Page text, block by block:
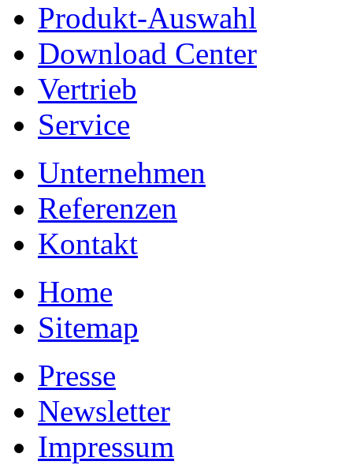
Produkt-Auswahl
Download Center
Vertrieb
Service
Unternehmen
Referenzen
Kontakt
Home
Sitemap
Presse
Newsletter
Impressum